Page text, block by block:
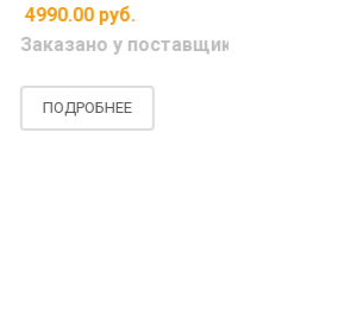
4990.00руб.
Заказано у поставщика
ПОДРОБНЕЕ